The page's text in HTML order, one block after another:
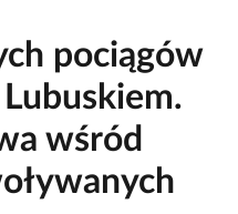
pociągów
wśród